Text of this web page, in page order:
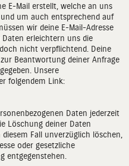
E-Mail erstellt, welche an uns
um auch entsprechend auf
wir deine E-Mail-Adresse
Daten erleichtern uns die
nicht verpflichtend. Deine
Beantwortung deiner Anfrage
Unsere
folgendem Link:
Daten jederzeit
Löschung deiner Daten
Fall unverzüglich löschen,
oder gesetzliche
entgegenstehen.